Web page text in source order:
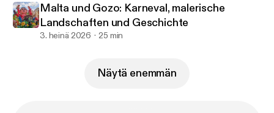
Malta und Gozo: Karneval, malerische
Landschaften und Geschichte
3. heinä 2026 25 min
Näytä enemmän